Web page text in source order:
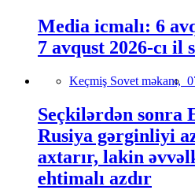
Media icmalı: 6
7 avqust 2026-cı il
Keçmiş Sovet məkanı,
Seçkilərdən sonra
Rusiya gərginliyi
axtarır, lakin
ehtimalı azdır